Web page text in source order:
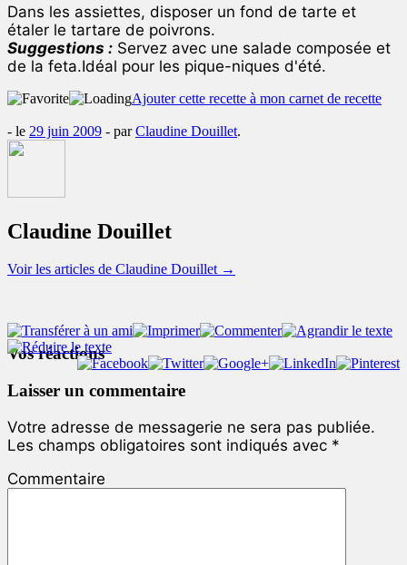
Dans les assiettes, disposer un fond de tarte et
étaler le tartare de poivrons.
Suggestions : Servez avec une salade composée et
de la feta.Idéal pour les pique-niques d'été.
Ajouter cette recette à mon carnet de recette
- le 29 juin 2009 - parClaudine Douillet.
Claudine Douillet
Voir les articles de Claudine Douillet →
Vos réactions
Laisser un commentaire
Votre adresse de messagerie ne sera pas publiée.
Les champs obligatoires sont indiqués avec *
Commentaire